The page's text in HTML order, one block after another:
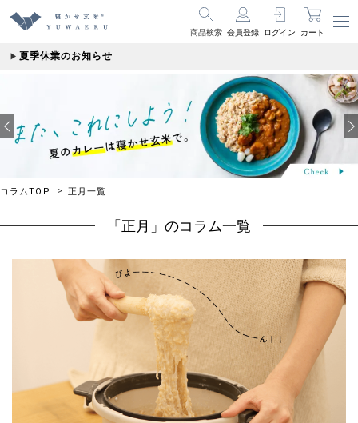
商品検索 会員登録 ログイン カート
夏季休業のお知らせ
コラムTOP 正月一覧
「正月」のコラム一覧